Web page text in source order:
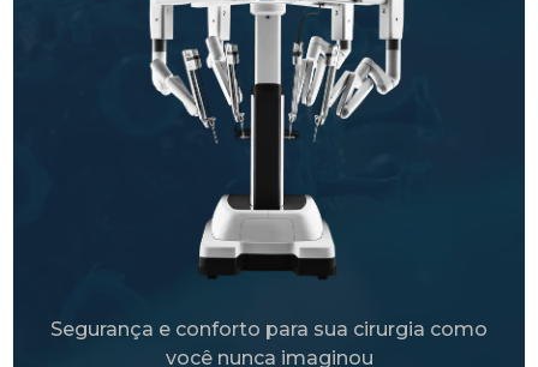
Segurança e conforto para sua cirurgia como
você nunca imaginou